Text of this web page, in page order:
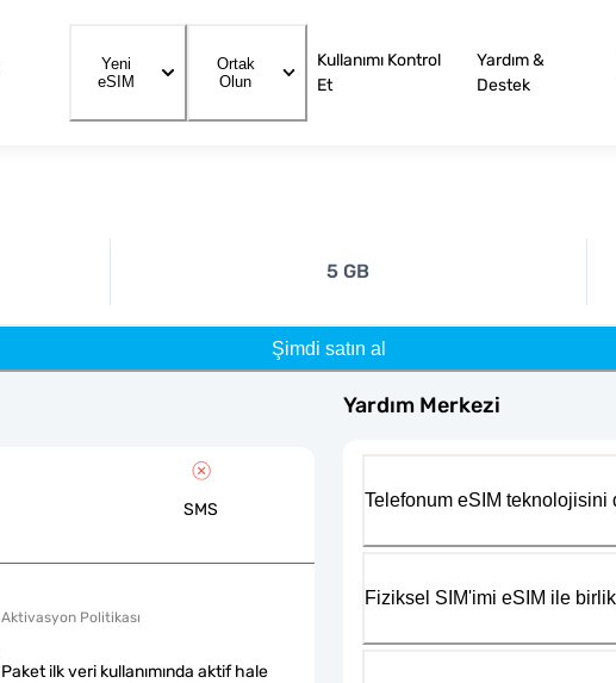
Yeni
eSIM
Ortak
Olun
Kullanımı Kontrol
Et
Yardım &
Destek
5 GB
Şimdi satın al
SMS
Aktivasyon Politikası
Paket ilk veri kullanımında aktif hale
Yardım Merkezi
Telefonum eSIM teknolojisini
Fiziksel SIM'imi eSIM ile